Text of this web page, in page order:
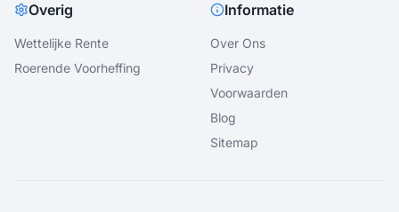
Overig
Wettelijke Rente
Roerende Voorheffing
Informatie
Over Ons
Privacy
Voorwaarden
Blog
Sitemap